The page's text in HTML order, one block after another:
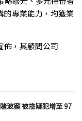
的專業能力，均獲業
佈，其顧問公司
波案 被控疑犯增至 97